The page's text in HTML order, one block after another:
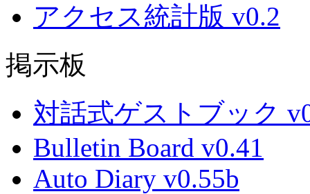
アクセス統計版 v0.2
掲示板
対話式ゲストブック
Bulletin Board v0.41
Auto Diary v0.55b